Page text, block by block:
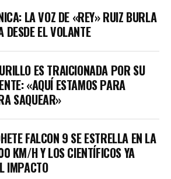
LA VOZ DE «REY» RUIZ BURLA
DESDE EL VOLANTE
ES TRAICIONADA POR SU
«AQUÍ ESTAMOS PARA
SAQUEAR»
FALCON 9 SE ESTRELLA EN LA
KM/H Y LOS CIENTÍFICOS YA
IMPACTO